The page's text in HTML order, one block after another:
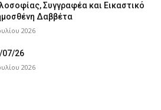
Συγγραφέα και Εικαστικό
Δαββέτα
2026
07/26
2026